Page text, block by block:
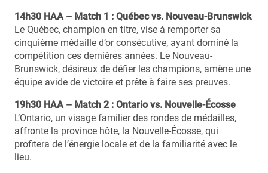
14h30 HAA – Match 1 : Québec vs. Nouveau-Brunswick
Le Québec, champion en titre, vise à remporter sa
cinquième médaille d’or consécutive, ayant dominé la
compétition ces dernières années. Le Nouveau-
Brunswick, désireux de défier les champions, amène une
équipe avide de victoire et prête à faire ses preuves.
19h30 HAA – Match 2 : Ontario vs. Nouvelle-Écosse
L’Ontario, un visage familier des rondes de médailles,
affronte la province hôte, la Nouvelle-Écosse, qui
profitera de l’énergie locale et de la familiarité avec le
lieu.